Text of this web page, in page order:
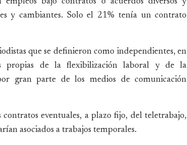
y cambiantes. Solo el 21% tenía un contrato
que se definieron como independientes, en
propias de la flexibilización laboral y de la
gran parte de los medios de comunicación
eventuales, a plazo fijo, del teletrabajo,
asociados a trabajos temporales.